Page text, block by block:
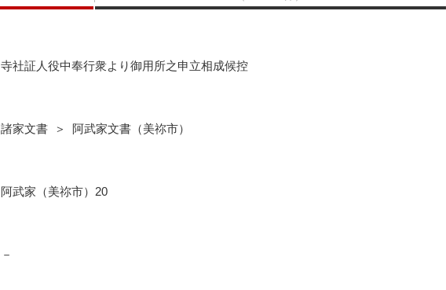
寺社証人役中奉行衆より御用所之申立相成候控
諸家文書 ＞ 阿武家文書（美祢市）
阿武家（美祢市）20
－